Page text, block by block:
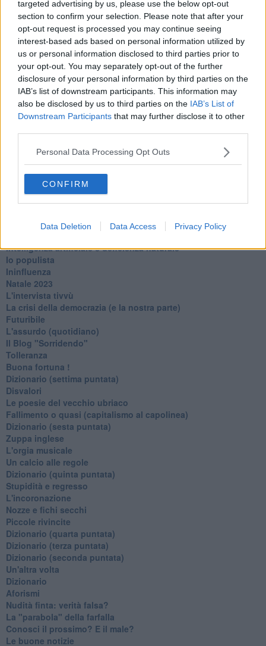
targeted advertising by us, please use the below opt-out
section to confirm your selection. Please note that after your
opt-out request is processed you may continue seeing
interest-based ads based on personal information utilized by
us or personal information disclosed to third parties prior to
your opt-out. You may separately opt-out of the further
disclosure of your personal information by third parties on the
IAB’s list of downstream participants. This information may
also be disclosed by us to third parties on the IAB’s List of
Downstream Participants that may further disclose it to other
Personal Data Processing Opt Outs
CONFIRM
Data Deletion Data Access Privacy Policy
Tramonto
Passato, presente, futuro
La virtù del non fare
Il giorno dei saldi
L'ultimo post
Leggendo l'Eneide
​(In)sicurezza stradale
Il decalogo del politico
Un calcio alla finzione
Solitudine
Beneficenza
L'inganno
Verso l'immortalità
Stanchezza (della guerra)
Il tramonto delle ideologie
Intelligenza artificiale e deficienza naturale
Io populista
Ininfluenza
Natale 2023
L'intervista tivvù
La crisi della democrazia (e la nostra parte)
Futuribile
L'assurdo (quotidiano)
Il Blog "Sorridendo"
Tolleranza
Buona fortuna !
​Dizionario (settima puntata)
Disvalori
Le poesie del vecchio ubriaco
Fallimento o quasi (capitalismo al capolinea)
Dizionario (sesta puntata)
Zuppa inglese
L'orgia musicale
Un calcio alle regole
Dizionario (quinta puntata)
Stupidità e regresso
L'incoronazione
Nozze e fichi secchi
Piccole rivincite
​Dizionario (quarta puntata)
​Dizionario (terza puntata)
​Dizionario (seconda puntata)
Un'altra volta
Dizionario
Aforismi
Nudità finta: verità falsa?
La "parabola" della farfalla
Conosci il prossimo? E il male?
Le buone notizie